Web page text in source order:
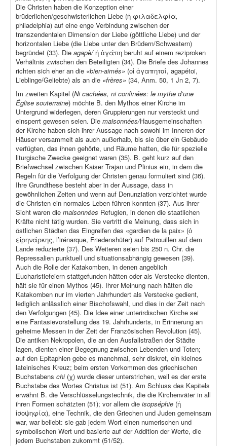
Die Christen haben die Konzeption einer
brüderlichen/geschwisterlichen Liebe (ἡ φιλαδελφία,
philadelphia) auf eine enge Verbindung zwischen der
transzendentalen Dimension der Liebe (göttliche Liebe) und der
horizontalen Liebe (die Liebe unter den Brüdern/Schwestern)
begründet (33). Die agapè/ἡ ἀγάπη beruht auf einem reziproken
Verhältnis zwischen den Beteiligten (34). Die Briefe des Johannes
richten sich eher an die «bien-aimés» (οἱ ἀγαπητοί, agapétoi,
Lieblinge/Geliebte) als an die «frères» (34, Anm. 50, 1 Jn 2, 7).
Im zweiten Kapitel (Ni cachées, ni confinées: le mythe d’une
Église souterraine) möchte B. den Mythos einer Kirche im
Untergrund widerlegen, deren Gruppierungen nur versteckt und
einsperrt gewesen seien. Die maisonnées/Hausgemeinschaften
der Kirche haben sich ihrer Aussage nach sowohl im Inneren der
Häuser versammelt als auch außerhalb, bis sie über ein Gebäude
verfügten, das ihnen gehörte, und Räume hatten, die für spezielle
liturgische Zwecke geeignet waren (35). B. geht kurz auf den
Briefwechsel zwischen Kaiser Trajan und Plinius ein, in dem die
Regeln für die Verfolgung der Christen genau formuliert sind (36).
Ihre Grundthese besteht aber in der Aussage, dass in
gewöhnlichen Zeiten und wenn auf Denunziation verzichtet wurde
die Christen ein normales Leben führen konnten (37). Aus ihrer
Sicht waren die maisonnées Refugien, in denen die staatlichen
Kräfte nicht tätig wurden. Sie vertritt die Meinung, dass sich in
östlichen Städten das Eingreifen des «gardien de la paix» (ὁ
εἰρηνάρκης, l’irénarque, Friedenshüter) auf Patrouillen auf dem
Lande reduzierte (37). Des Weiteren seien bis 250 n. Chr. die
Repressalien punktuell und situationsabhängig gewesen (39).
Auch die Rolle der Katakomben, in denen angeblich
Eucharistiefeiern stattgefunden hätten oder als Verstecke dienten,
hält sie für einen Mythos (45). Ihrer Meinung nach hätten die
Katakomben nur im vierten Jahrhundert als Verstecke gedient,
lediglich anlässlich einer Bischofswahl, und dies in der Zeit nach
den Verfolgungen (45). Die Idee einer unterirdischen Kirche sei
eine Fantasievorstellung des 19. Jahrhunderts, in Erinnerung an
geheime Messen in der Zeit der Französischen Revolution (45).
Die antiken Nekropolen, die an den Ausfallstraßen der Städte
lagen, dienten einer Begegnung zwischen Lebenden und Toten;
auf den Epitaphien gebe es manchmal, sehr diskret, ein kleines
lateinisches Kreuz; beim ersten Vorkommen des griechischen
Buchstabens chi (χ) wurde dieser unterstrichen, weil es der erste
Buchstabe des Wortes Christus ist (51). Am Schluss des Kapitels
erwähnt B. die Verschlüsselungstechnik, die die Kirchenväter in all
ihren Formen schätzten (51); vor allem die isopséphie (ἡ
ἰσοψηφία), eine Technik, die den Griechen und Juden gemeinsam
war, war beliebt: sie gab jedem Wort einen numerischen und
symbolischen Wert und basierte auf der Addition der Werte, die
jedem Buchstaben zukommt (51/52).